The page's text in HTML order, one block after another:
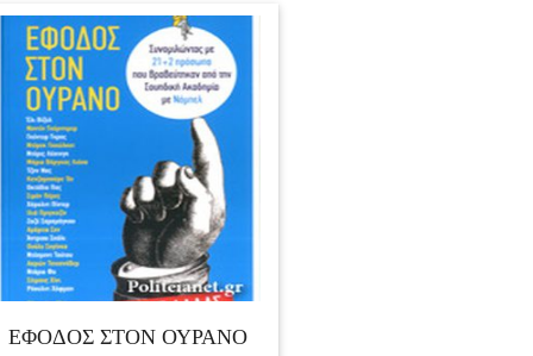
ΕΦΟΔΟΣ ΣΤΟΝ ΟΥΡΑΝΟ